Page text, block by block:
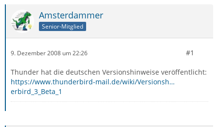
Amsterdammer
Senior-Mitglied
9. Dezember 2008 um 22:26 #1
Thunder hat die deutschen Versionshinweise veröffentlicht:
https://www.thunderbird-mail.de/wiki/Versionsh…
erbird_3_Beta_1